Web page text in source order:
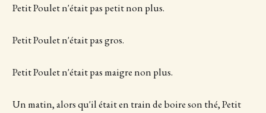
Petit Poulet n'était pas petit non plus.
Petit Poulet n'était pas gros.
Petit Poulet n'était pas maigre non plus.
Un matin, alors qu'il était en train de boire son thé, Petit